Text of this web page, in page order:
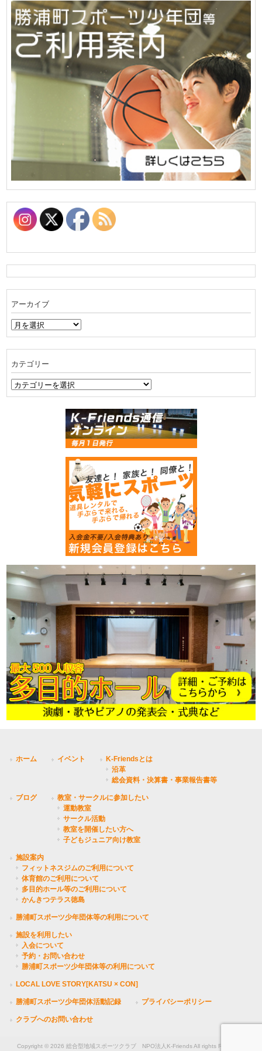
アーカイブ
ア
ー
ブ
カテゴリー
カ
テ
ホーム イベント
K-Friendsとは
沿革
総会資料・決算書・事業報告書等
ブログ
教室・サークルに参加したい
運動教室
サークル活動
教室を開催したい方へ
子どもジュニア向け教室
施設案内
フィットネスジムのご利用について
体育館のご利用について
多目的ホール等のご利用について
かんきつテラス徳島
勝浦町スポーツ少年団体等の利用について
施設を利用したい
入会について
予約・お問い合わせ
勝浦町スポーツ少年団体等の利用について
LOCAL LOVE STORY[KATSU × CON]
勝浦町スポーツ少年団体活動記録 プライバシーポリシー
クラブへのお問い合わせ
Copyright © 2026 総合型地域スポーツクラブ NPO法人K-Friends All rights Reserved.